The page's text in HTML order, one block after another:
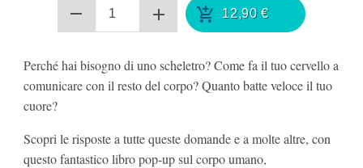
12,90€
Perché hai bisogno di uno scheletro? Come fa il tuo cervello a
comunicare con il resto del corpo? Quanto batte veloce il tuo
cuore?
Scopri le risposte a tutte queste domande e a molte altre, con
questo fantastico libro pop-up sul corpo umano,